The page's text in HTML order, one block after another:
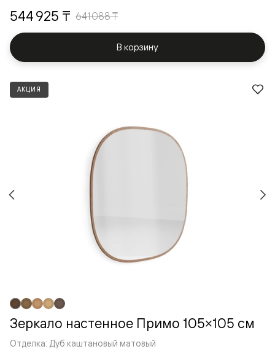
544 925 ₸ 641 088 ₸
В корзину
АКЦИЯ
Зеркало настенное Примо 105×105 см
Отделка: Дуб каштановый матовый